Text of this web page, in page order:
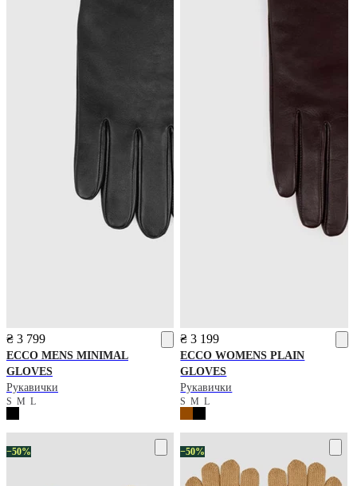
₴ 3 799
ECCO MENS MINIMAL
GLOVES
Рукавички
S M L
₴ 3 199
ECCO WOMENS PLAIN
GLOVES
Рукавички
SML
−50% −50%